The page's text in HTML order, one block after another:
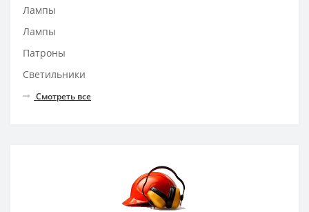
Лампы
Лампы
Патроны
Светильники
Смотреть все